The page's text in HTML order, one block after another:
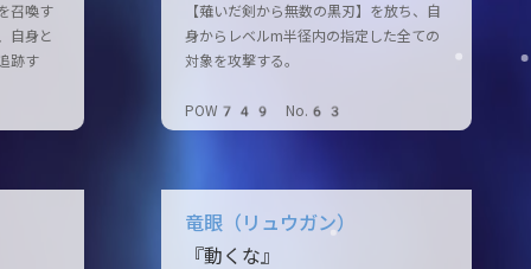
召喚す
自身と
跡す
【薙いだ剣から無数の黒刃】を放ち、自
身からレベルm半径内の指定した全ての
対象を攻撃する。
POW749 No.63
竜眼（リュウガン）
『動くな』